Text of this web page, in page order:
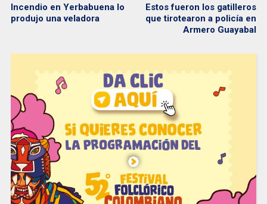
Incendio en Yerbabuena lo
produjo una veladora
Estos fueron los gatilleros
que tirotearon a policía en
Armero Guayabal